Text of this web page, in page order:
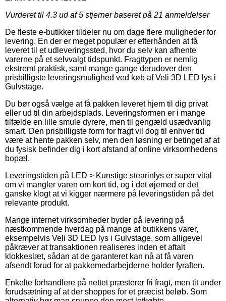
Vurderet til 4.3 ud af 5 stjerner baseret på 21 anmeldelser
De fleste e-butikker tildeler nu om dage flere muligheder for
levering. En der er meget populær er efterhånden at få
leveret til et udleveringssted, hvor du selv kan afhente
varerne på et selvvalgt tidspunkt. Fragttypen er nemlig
ekstremt praktisk, samt mange gange derudover den
prisbilligste leveringsmulighed ved køb af Veli 3D LED lys i
Gulvstage.
Du bør også vælge at få pakken leveret hjem til dig privat
eller ud til din arbejdsplads. Leveringsformen er i mange
tilfælde en lille smule dyrere, men til gengæld usædvanlig
smart. Den prisbilligste form for fragt vil dog til enhver tid
være at hente pakken selv, men den løsning er betinget af at
du fysisk befinder dig i kort afstand af online virksomhedens
bopæl.
Leveringstiden på LED > Kunstige stearinlys er super vital
om vi mangler varen om kort tid, og i det øjemed er det
ganske klogt at vi kigger nærmere på leveringstiden på det
relevante produkt.
Mange internet virksomheder byder på levering på
næstkommende hverdag på mange af butikkens varer,
eksempelvis Veli 3D LED lys i Gulvstage, som alligevel
påkræver at transaktionen realiseres inden et aftalt
klokkeslæt, sådan at de garanteret kan nå at få varen
afsendt forud for at pakkemedarbejderne holder fyraften.
Enkelte forhandlere på nettet præsterer fri fragt, men tit under
forudsætning af at der shoppes for et præcist beløb. Som